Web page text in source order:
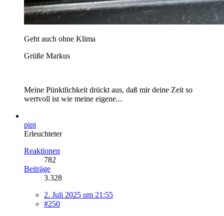
Geht auch ohne Klima
Grüße Markus
Meine Pünktlichkeit drückt aus, daß mir deine Zeit so
wertvoll ist wie meine eigene...
pipi
Erleuchteter
Reaktionen
782
Beiträge
3.328
2. Juli 2025 um 21:55
#250